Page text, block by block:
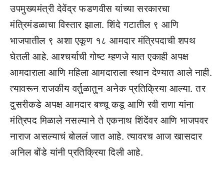
उपमुख्यमंत्री देवेंद्र फडणवीस यांच्या सरकारचा
मंत्रिमंडळाचा विस्तार झाला. शिंदे गटातील ९ आणि
भाजपातील ९ अशा एकूण १८ आमदार मंत्रिपदाची शपथ
घेतली आहे. आश्चर्याची गोष्ट म्हणजे यात एकाही अपक्ष
आमदाराला आणि महिला आमदाराला स्थान देण्यात आले नाही.
त्यावरून राजकीय वर्तुळातुन अनेक प्रतिक्रिया आल्या. तर
दुसरीकडे अपक्ष आमदार बच्चू कडू आणि रवी राणा यांना
मंत्रिपद मिळाले नसल्याने ते एकनाथ शिंदेंवर आणि भाजपवर
नाराज असल्याचं बोललं जात आहे. त्यावरच आज खासदार
अनिल बोंडे यांनी प्रतिक्रिया दिली आहे.